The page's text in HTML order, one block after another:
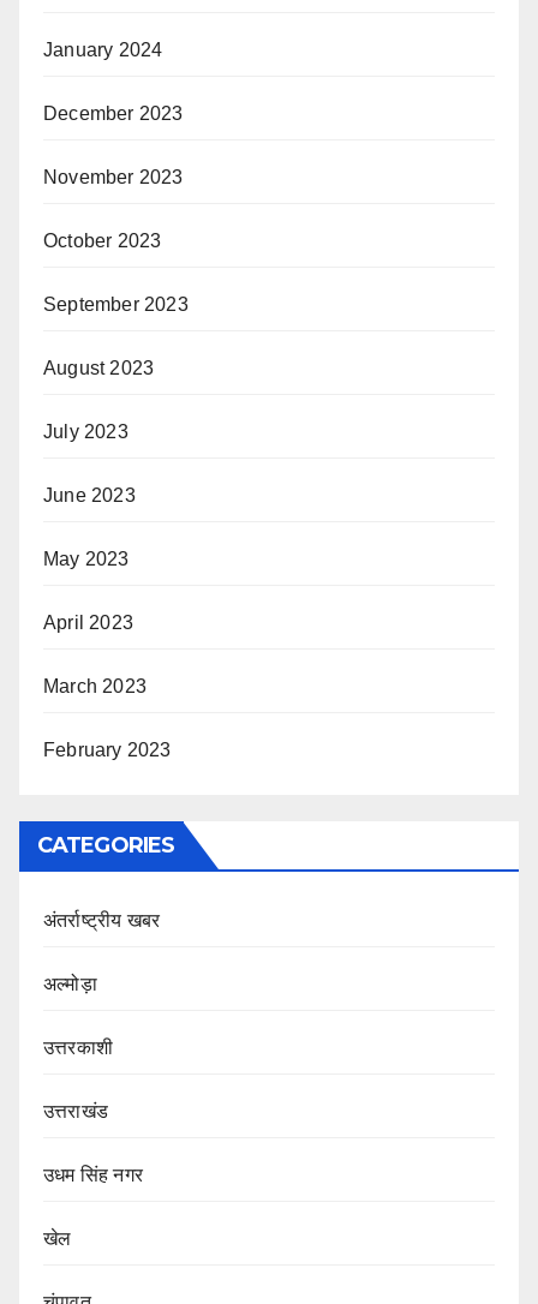
January 2024
December 2023
November 2023
October 2023
September 2023
August 2023
July 2023
June 2023
May 2023
April 2023
March 2023
February 2023
CATEGORIES
अंतर्राष्ट्रीय खबर
अल्मोड़ा
उत्तरकाशी
उत्तराखंड
उधम सिंह नगर
खेल